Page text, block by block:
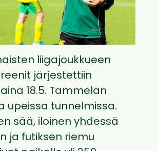
liigajoukkueen
järjestettiin
18.5. Tammelan
upeissa tunnelmissa.
sää, iloinen yhdessä
ja futiksen riemu